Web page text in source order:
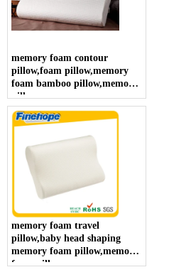
memory foam contour
pillow,foam pillow,memory
foam bamboo pillow,memory
pillow
memory foam travel
pillow,baby head shaping
memory foam pillow,memory
foam pillow